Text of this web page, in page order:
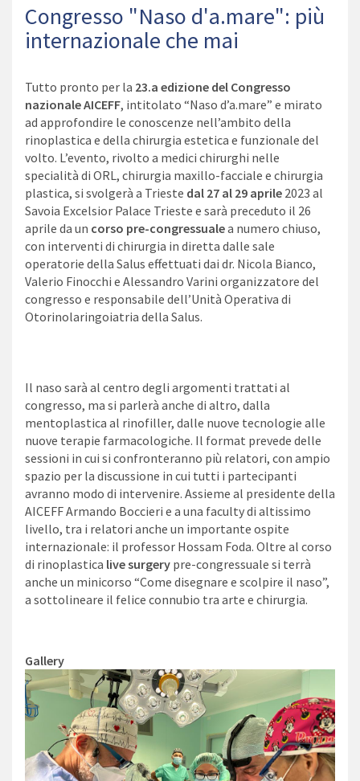
Congresso "Naso d'a.mare": più
internazionale che mai
Tutto pronto per la 23.a edizione del Congresso
nazionale AICEFF, intitolato “Naso d’a.mare” e mirato
ad approfondire le conoscenze nell’ambito della
rinoplastica e della chirurgia estetica e funzionale del
volto. L’evento, rivolto a medici chirurghi nelle
specialità di ORL, chirurgia maxillo-facciale e chirurgia
plastica, si svolgerà a Trieste dal 27 al 29 aprile 2023 al
Savoia Excelsior Palace Trieste e sarà preceduto il 26
aprile da un corso pre-congressualea numero chiuso,
con interventi di chirurgia in diretta dalle sale
operatorie della Salus effettuati dai dr. Nicola Bianco,
Valerio Finocchi e Alessandro Varini organizzatore del
congresso e responsabile dell’Unità Operativa di
Otorinolaringoiatria della Salus.
Il naso sarà al centro degli argomenti trattati al
congresso, ma si parlerà anche di altro, dalla
mentoplastica al rinofiller, dalle nuove tecnologie alle
nuove terapie farmacologiche. Il format prevede delle
sessioni in cui si confronteranno più relatori, con ampio
spazio per la discussione in cui tutti i partecipanti
avranno modo di intervenire. Assieme al presidente della
AICEFF Armando Boccieri e a una faculty di altissimo
livello, tra i relatori anche un importante ospite
internazionale: il professor Hossam Foda. Oltre al corso
di rinoplastica live surgery pre-congressuale si terrà
anche un minicorso “Come disegnare e scolpire il naso”,
a sottolineare il felice connubio tra arte e chirurgia.
Gallery